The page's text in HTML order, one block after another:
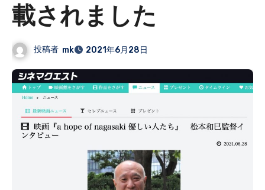
載されました
投稿者 mk 2021年6月28日